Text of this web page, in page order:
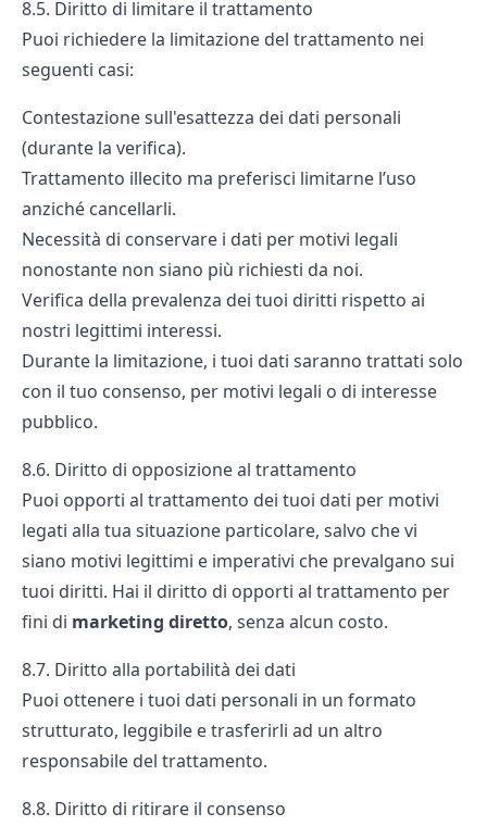
8.5. Diritto di limitare il trattamento
Puoi richiedere la limitazione del trattamento nei
seguenti casi:
Contestazione sull'esattezza dei dati personali
(durante la verifica).
Trattamento illecito ma preferisci limitarne l’uso
anziché cancellarli.
Necessità di conservare i dati per motivi legali
nonostante non siano più richiesti da noi.
Verifica della prevalenza dei tuoi diritti rispetto ai
nostri legittimi interessi.
Durante la limitazione, i tuoi dati saranno trattati solo
con il tuo consenso, per motivi legali o di interesse
pubblico.
8.6. Diritto di opposizione al trattamento
Puoi opporti al trattamento dei tuoi dati per motivi
legati alla tua situazione particolare, salvo che vi
siano motivi legittimi e imperativi che prevalgano sui
tuoi diritti. Hai il diritto di opporti al trattamento per
fini di marketing diretto, senza alcun costo.
8.7. Diritto alla portabilità dei dati
Puoi ottenere i tuoi dati personali in un formato
strutturato, leggibile e trasferirli ad un altro
responsabile del trattamento.
8.8. Diritto di ritirare il consenso